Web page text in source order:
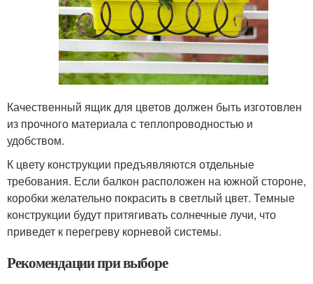
Качественный ящик для цветов должен быть изготовлен
из прочного материала с теплопроводностью и
удобством.
К цвету конструкции предъявляются отдельные
требования. Если балкон расположен на южной стороне,
коробки желательно покрасить в светлый цвет. Темные
конструкции будут притягивать солнечные лучи, что
приведет к перегреву корневой системы.
Рекомендации при выборе